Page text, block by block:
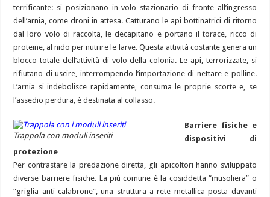
terrificante: si posizionano in volo stazionario di fronte all’ingresso
dell’arnia, come droni in attesa. Catturano le api bottinatrici di ritorno
dal loro volo di raccolta, le decapitano e portano il torace, ricco di
proteine, al nido per nutrire le larve. Questa attività costante genera un
blocco totale dell’attività di volo della colonia. Le api, terrorizzate, si
rifiutano di uscire, interrompendo l’importazione di nettare e polline.
L’arnia si indebolisce rapidamente, consuma le proprie scorte e, se
l’assedio perdura, è destinata al collasso.
Trappola con moduli inseriti
Barriere fisiche e
dispositivi di
protezione
Per contrastare la predazione diretta, gli apicoltori hanno sviluppato
diverse barriere fisiche. La più comune è la cosiddetta “musoliera” o
“griglia anti-calabrone”, una struttura a rete metallica posta davanti